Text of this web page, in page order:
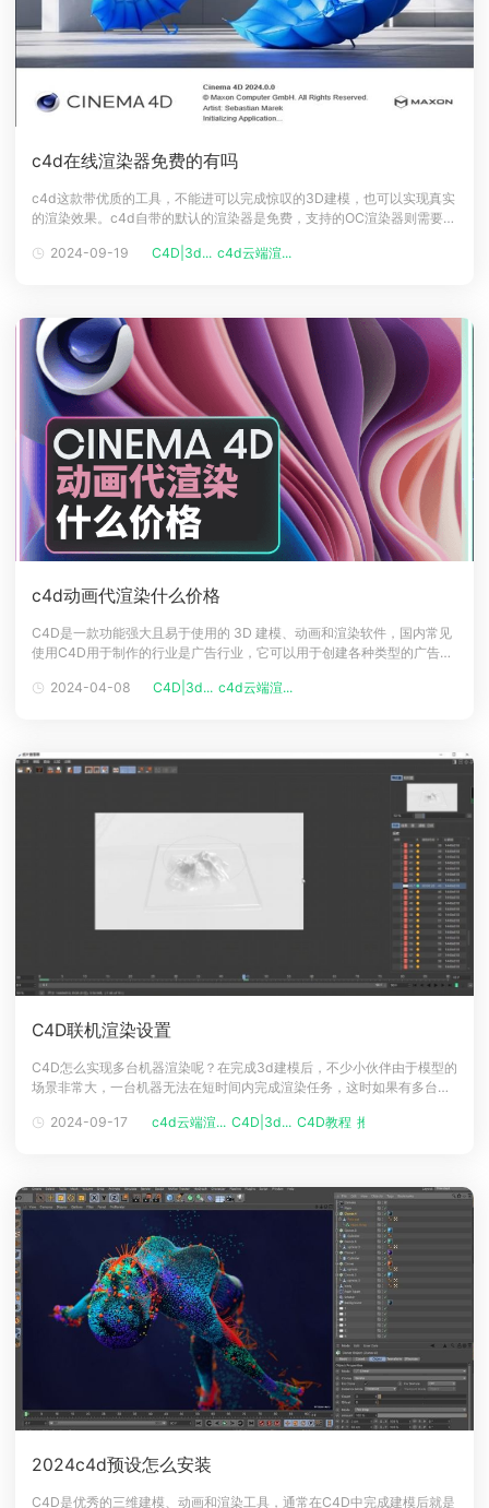
c4d在线渲染器免费的有吗
c4d这款带优质的工具，不能进可以完成惊叹的3D建模，也可以实现真实
的渲染效果。c4d自带的默认的渲染器是免费，支持的OC渲染器则需要额
染免费工具有哪些答：Renderbus瑞云渲染，新用户免费试用。c4d的用
2024-09-19 C4D|3d... c4d云端渲...
c4d动画代渲染什么价格
C4D是一款功能强大且易于使用的 3D 建模、动画和渲染软件，国内常见
使用C4D用于制作的行业是广告行业，它可以用于创建各种类型的广告，
的 2D 和 3D 图形建模、动画和效果功能，所以还应用于各种动态设计领
2024-04-08 C4D|3d... c4d云端渲...
C4D联机渲染设置
C4D怎么实现多台机器渲染呢？在完成3d建模后，不少小伙伴由于模型的
场景非常大，一台机器无法在短时间内完成渲染任务，这时如果有多台电
器上渲染，这种方式可帮助你快速的出图。下面一起来简单看看C4D联机
2024-09-17 c4d云端渲... C4D|3d... C4D教程
2024c4d预设怎么安装
C4D是优秀的三维建模、动画和渲染工具，通常在C4D中完成建模后就是